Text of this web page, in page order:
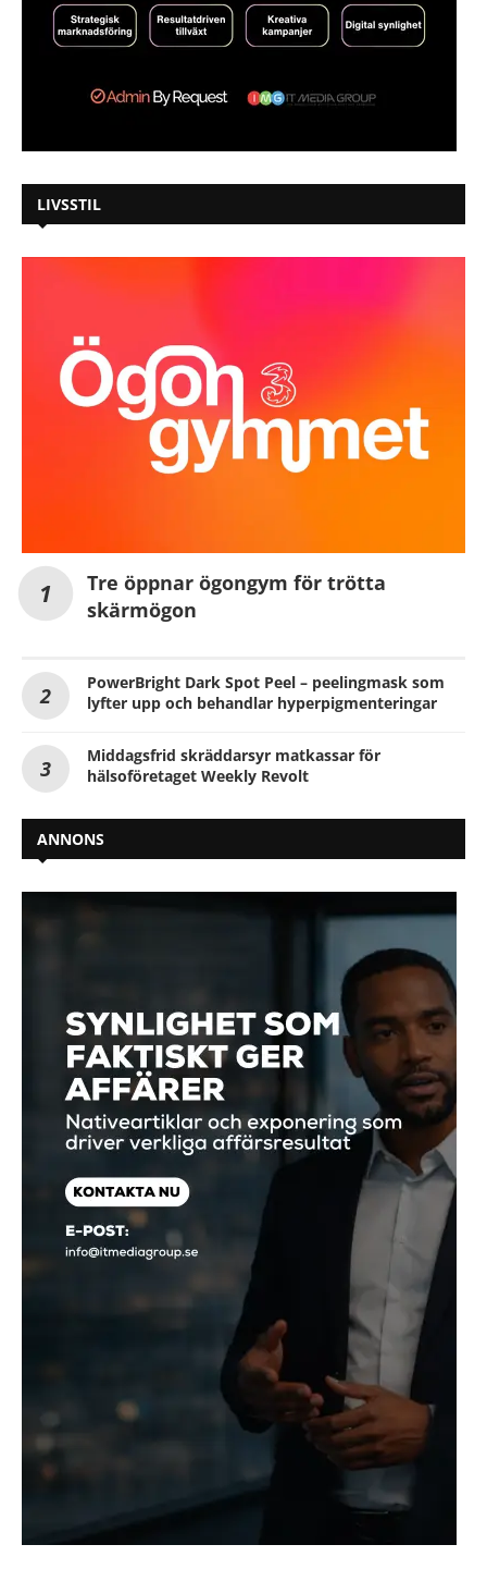
LIVSSTIL
Tre öppnar ögongym för trötta
skärmögon
PowerBright Dark Spot Peel – peelingmask som
lyfter upp och behandlar hyperpigmenteringar
Middagsfrid skräddarsyr matkassar för
hälsoföretaget Weekly Revolt
ANNONS